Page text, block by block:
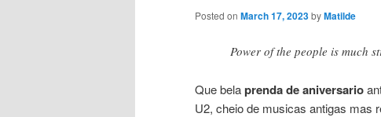
Posted on March 17, 2023byMatilde
Power of the people is much
Que belaprenda de aniversario
U2, cheio de musicas antigas mas